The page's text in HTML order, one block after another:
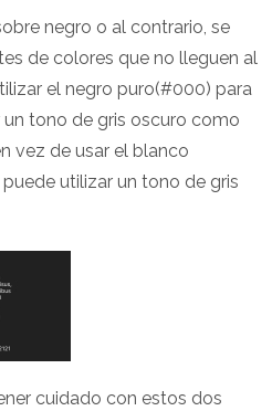
negro o al contrario, se
de colores que no lleguen al
el negro puro(#000) para
tono de gris oscuro como
vez de usar el blanco
utilizar un tono de gris
cuidado con estos dos